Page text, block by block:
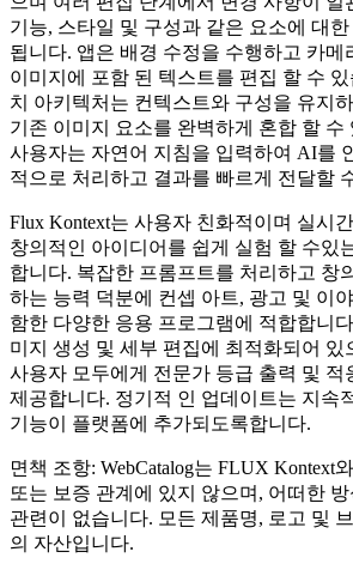
기능, 스타일 및 구성과 같은 요소에 대
됩니다. 앱은 배경 수정을 수행하고 카메
이미지에 포함 된 텍스트를 편집 할 수
치 아키텍처는 컨텍스트와 구성을 유지
기존 이미지 요소를 완벽하게 혼합 할 수
사용자는 자연어 지침을 입력하여 AI를
적으로 처리하고 결과를 빠르게 전달할
Flux Kontext는 사용자 친화적이며 실시
창의적인 아이디어를 쉽게 실험 할 수있
합니다. 복잡한 프롬프트를 처리하고 창
하는 능력 덕분에 컨셉 아트, 광고 및 이
함한 다양한 응용 프로그램에 적합합니
미지 생성 및 세부 편집에 최적화되어 있
사용자 모두에게 전문가 등급 출력 및 적
제공합니다. 정기적 인 업데이트는 지속
기능이 플랫폼에 추가되도록합니다.
면책 조항: WebCatalog는 FLUX Kontext
또는 보증 관계에 있지 않으며, 어떠한
관련이 없습니다. 모든 제품명, 로고 및
의 자산입니다.